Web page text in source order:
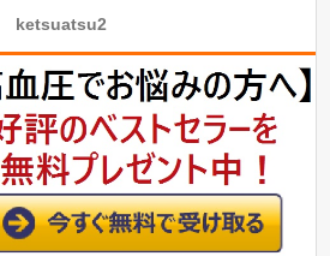
ketsuatsu2